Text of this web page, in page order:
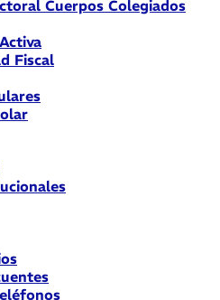
Cuerpos Colegiados
Fiscal